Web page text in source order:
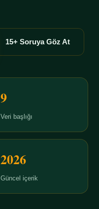
15+ Soruya Göz At
9
Veri başlığı
2026
Güncel içerik